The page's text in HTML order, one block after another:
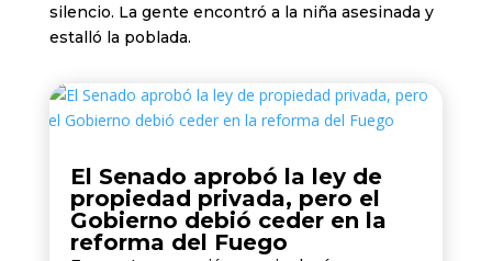
silencio. La gente encontró a la niña asesinada y
estalló la poblada.
El Senado aprobó la ley de
propiedad privada, pero el
Gobierno debió ceder en la
reforma del Fuego